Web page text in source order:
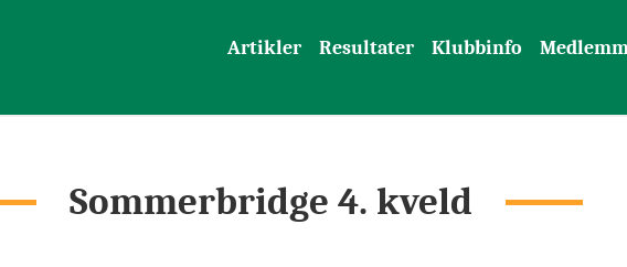
Artikler Resultater Klubbinfo
Sommerbridge 4. kveld